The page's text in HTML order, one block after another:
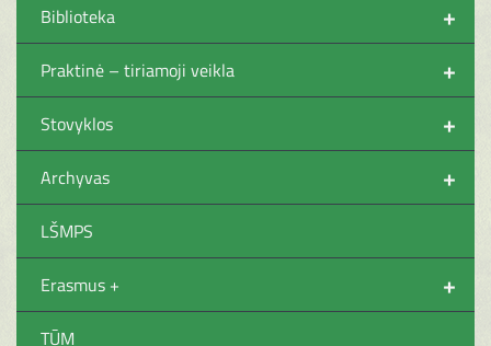
+
Biblioteka
+
Praktinė – tiriamoji veikla
+
Stovyklos
+
Archyvas
LŠMPS
+
Erasmus +
TŪM